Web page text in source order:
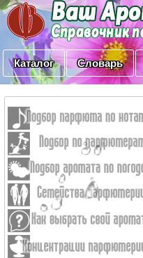
Каталог Словарь